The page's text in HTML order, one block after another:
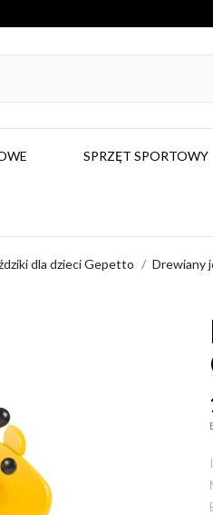
SPRZĘT SPORTOWY
dla dzieci Gepetto Drewiany